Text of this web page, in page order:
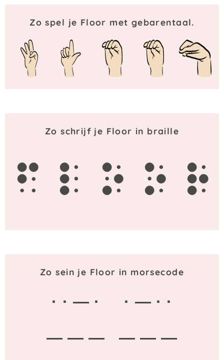
Zo spel je Floor met gebarentaal.
Zo schrijf je Floor in braille
f l o o r
Zo sein je Floor in morsecode
· · — ·
· — · ·
— — —
— — —